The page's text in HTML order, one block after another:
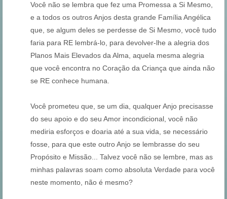
Você não se lembra que fez uma Promessa a Si Mesmo,
e a todos os outros Anjos desta grande Família Angélica
que, se algum deles se perdesse de Si Mesmo, você tudo
faria para RE lembrá-lo, para devolver-lhe a alegria dos
Planos Mais Elevados da Alma, aquela mesma alegria
que você encontra no Coração da Criança que ainda não
se RE conhece humana.
Você prometeu que, se um dia, qualquer Anjo precisasse
do seu apoio e do seu Amor incondicional, você não
mediria esforços e doaria até a sua vida, se necessário
fosse, para que este outro Anjo se lembrasse do seu
Propósito e Missão... Talvez você não se lembre, mas as
minhas palavras soam como absoluta Verdade para você
neste momento, não é mesmo?